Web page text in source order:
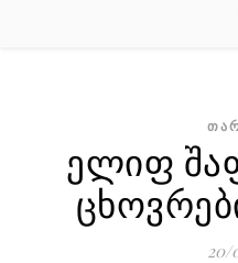
ელიფ
20/